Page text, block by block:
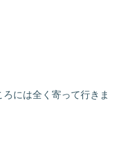
には全く寄って行きま